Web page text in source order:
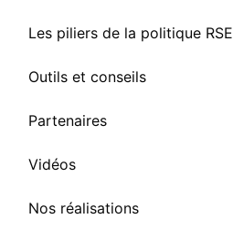
Les piliers de la politique RSE
Outils et conseils
Partenaires
Vidéos
Nos réalisations